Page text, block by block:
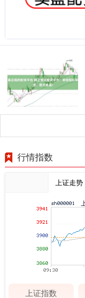
行情指数
上证走势
上证指数